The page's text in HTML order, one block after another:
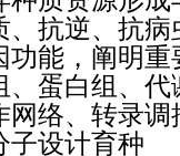
、抗逆、抗
功能，阐明
、蛋白组、
网络、转录
子设计育种